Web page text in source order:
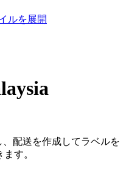
ルを展開
配送を作成してラベルを
す。